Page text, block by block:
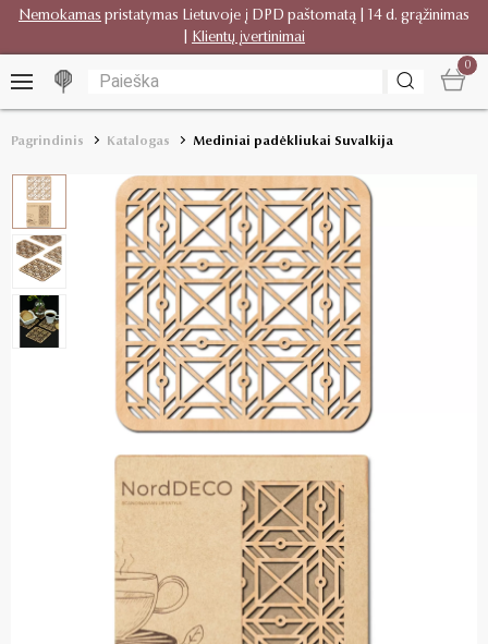
Nemokamas pristatymas Lietuvoje į DPD paštomatą | 14 d. grąžinimas
Klientų įvertinimai
0
Pagrindinis Katalogas Mediniai padėkliukai Suvalkija